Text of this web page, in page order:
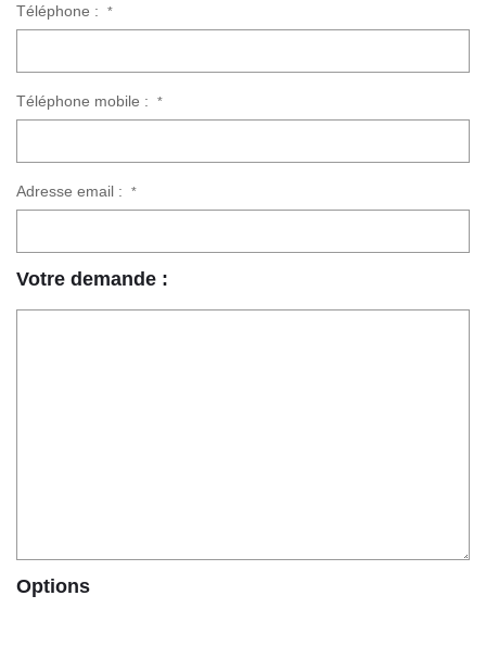
Téléphone : *
Téléphone mobile : *
Adresse email : *
Votre demande :
Options